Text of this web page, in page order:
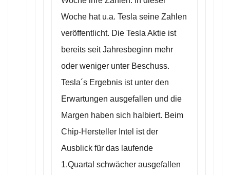
Woche hat u.a. Tesla seine Zahlen
veröffentlicht. Die Tesla Aktie ist
bereits seit Jahresbeginn mehr
oder weniger unter Beschuss.
Tesla´s Ergebnis ist unter den
Erwartungen ausgefallen und die
Margen haben sich halbiert. Beim
Chip-Hersteller Intel ist der
Ausblick für das laufende
1.Quartal schwächer ausgefallen